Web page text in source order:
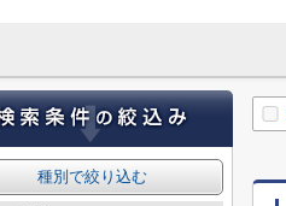
種別で絞り込む